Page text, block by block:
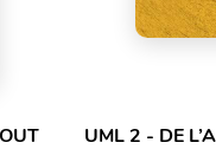
UML 2 - DE